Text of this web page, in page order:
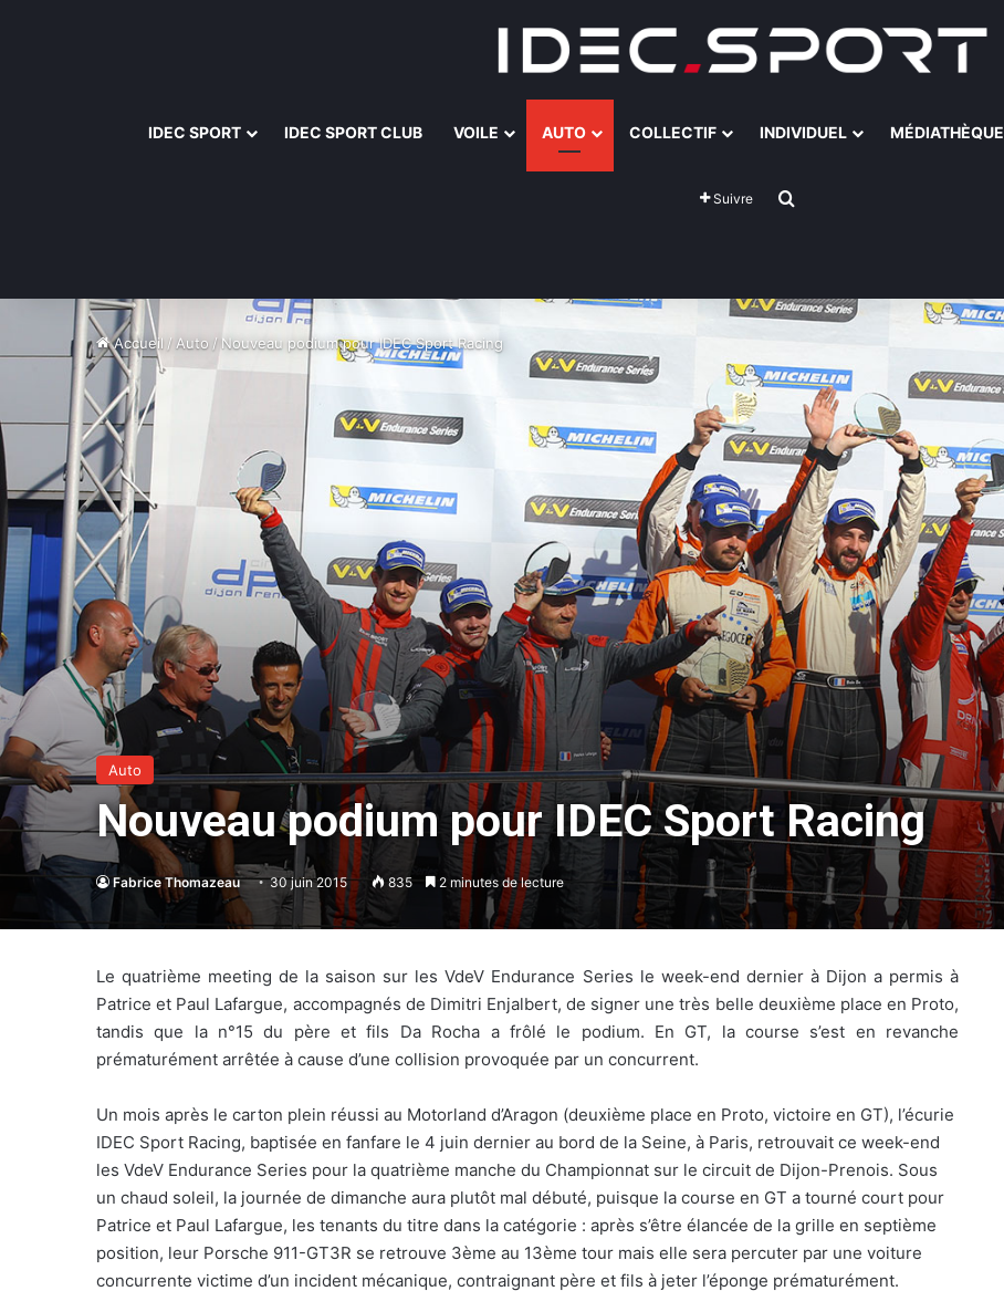
IDEC SPORT IDEC SPORT CLUB VOILE AUTO COLLECTIF INDIVIDUEL MÉDIATHÈQUE
Suivre
Accueil / Auto / Nouveau podium pour IDEC Sport Racing
Auto
Nouveau podium pour IDEC Sport Racing
Fabrice Thomazeau 30 juin 2015 835 2 minutes de lecture
Le quatrième meeting de la saison sur les VdeV Endurance Series le week-end dernier à Dijon a permis à
Patrice et Paul Lafargue, accompagnés de Dimitri Enjalbert, de signer une très belle deuxième place en Proto,
tandis que la n°15 du père et fils Da Rocha a frôlé le podium. En GT, la course s’est en revanche
prématurément arrêtée à cause d’une collision provoquée par un concurrent.
Un mois après le carton plein réussi au Motorland d’Aragon (deuxième place en Proto, victoire en GT), l’écurie
IDEC Sport Racing, baptisée en fanfare le 4 juin dernier au bord de la Seine, à Paris, retrouvait ce week-end
les VdeV Endurance Series pour la quatrième manche du Championnat sur le circuit de Dijon-Prenois. Sous
un chaud soleil, la journée de dimanche aura plutôt mal débuté, puisque la course en GT a tourné court pour
Patrice et Paul Lafargue, les tenants du titre dans la catégorie : après s’être élancée de la grille en septième
position, leur Porsche 911-GT3R se retrouve 3ème au 13ème tour mais elle sera percuter par une voiture
concurrente victime d’un incident mécanique, contraignant père et fils à jeter l’éponge prématurément.